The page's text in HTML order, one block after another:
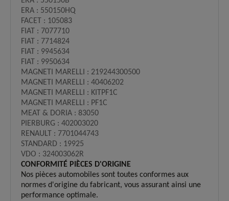
ERA : 550150HQ
FACET : 105083
FIAT : 7077710
FIAT : 7714824
FIAT : 9945634
FIAT : 9950634
MAGNETI MARELLI : 219244300500
MAGNETI MARELLI : 40406202
MAGNETI MARELLI : KITPF1C
MAGNETI MARELLI : PF1C
MEAT & DORIA : 83050
PIERBURG : 402003020
RENAULT : 7701044743
STANDARD : 19925
VDO : 324003062R
CONFORMITÉ PIÈCES D'ORIGINE
Nos pièces automobiles sont toutes conformes aux
normes d'origine du fabricant, vous assurant ainsi une
performance optimale.